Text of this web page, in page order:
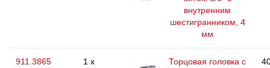
внутренним
шестигранником, 4
мм
911.3865 1 x
Торцовая головка с